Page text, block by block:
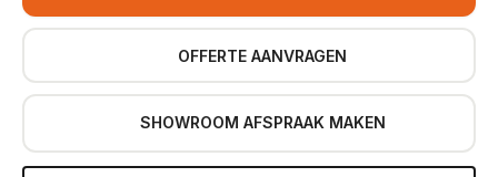
OFFERTE AANVRAGEN
SHOWROOM AFSPRAAK MAKEN